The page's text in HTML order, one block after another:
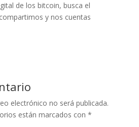
de los bitcoin, busca el
y nos cuentas
electrónico no será publicada.
están marcados con *